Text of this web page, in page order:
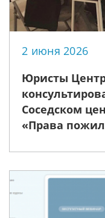
2 июня 2026
Юристы
Соседском
«Права